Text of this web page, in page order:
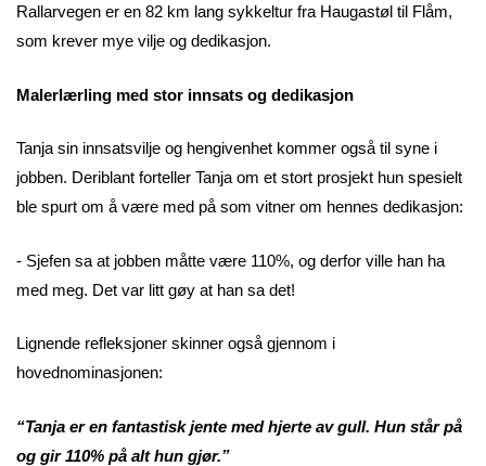
Rallarvegen er en 82 km lang sykkeltur fra Haugastøl til Flåm,
som krever mye vilje og dedikasjon.
Malerlærling med stor innsats og dedikasjon
Tanja sin innsatsvilje og hengivenhet kommer også til syne i
jobben. Deriblant forteller Tanja om et stort prosjekt hun spesielt
ble spurt om å være med på som vitner om hennes dedikasjon:
- Sjefen sa at jobben måtte være 110%, og derfor ville han ha
med meg. Det var litt gøy at han sa det!
Lignende refleksjoner skinner også gjennom i
hovednominasjonen:
“Tanja er en fantastisk jente med hjerte av gull. Hun står på
og gir 110% på alt hun gjør.”